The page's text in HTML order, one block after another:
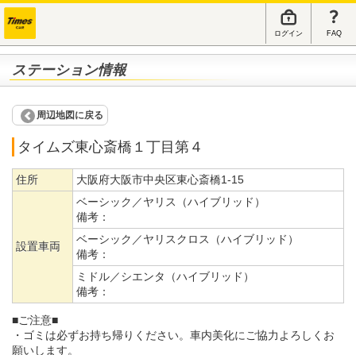
ログイン FAQ
ステーション情報
周辺地図に戻る
タイムズ東心斎橋１丁目第４
住所 大阪府大阪市中央区東心斎橋1-15
設置車両
ベーシック／ヤリス（ハイブリッド）
備考：
ベーシック／ヤリスクロス（ハイブリッド）
備考：
ミドル／シエンタ（ハイブリッド）
備考：
■ご注意■
・ゴミは必ずお持ち帰りください。車内美化にご協力よろしくお
願いします。